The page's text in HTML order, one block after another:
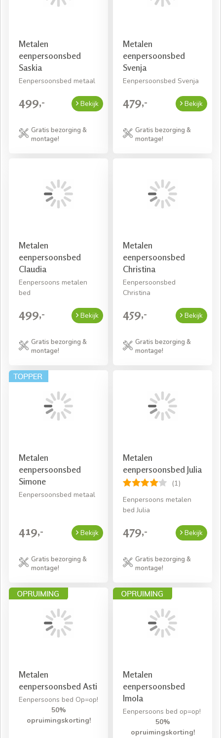
Metalen
eenpersoonsbed
Saskia
Eenpersoonsbed metaal
499,- Bekijk
Gratis bezorging &
montage!
Metalen
eenpersoonsbed
Svenja
Eenpersoonsbed Svenja
479,- Bekijk
Gratis bezorging &
montage!
Metalen
eenpersoonsbed
Claudia
Eenpersoons metalen
bed
499,- Bekijk
Gratis bezorging &
montage!
Metalen
eenpersoonsbed
Christina
Eenpersoonsbed
Christina
459,- Bekijk
Gratis bezorging &
montage!
Metalen
eenpersoonsbed
Simone
Eenpersoonsbed metaal
419,- Bekijk
Gratis bezorging &
montage!
Metalen
eenpersoonsbed Julia
(1)
Eenpersoons metalen
bed Julia
479,- Bekijk
Gratis bezorging &
montage!
Metalen
eenpersoonsbed Asti
Eenpersoons bed Op=op!
50%
opruimingskorting!
Metalen
eenpersoonsbed
Imola
Eenpersoons bed op=op!
50%
opruimingskorting!